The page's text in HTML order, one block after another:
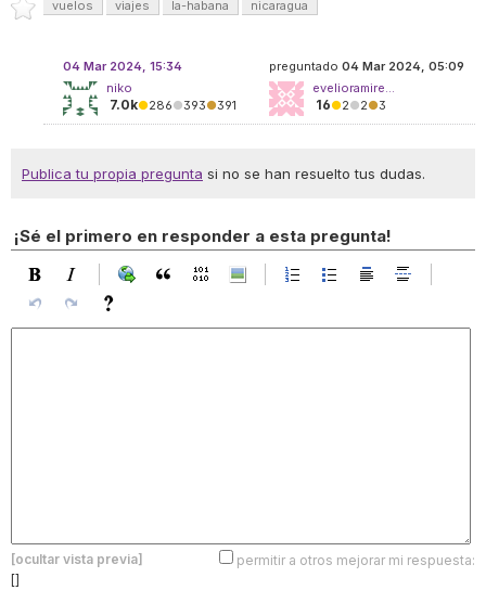
vuelos viajes la-habana nicaragua
preguntado 04 Mar 2024, 05:09
evelioramire...
16●2●2●3
04 Mar 2024, 15:34
niko
7.0k●286●393●391
Publica tu propia pregunta si no se han resuelto tus dudas.
¡Sé el primero en responder a esta pregunta!
[ocultar vista previa]
permitir a otros mejorar mi respuesta:
[]